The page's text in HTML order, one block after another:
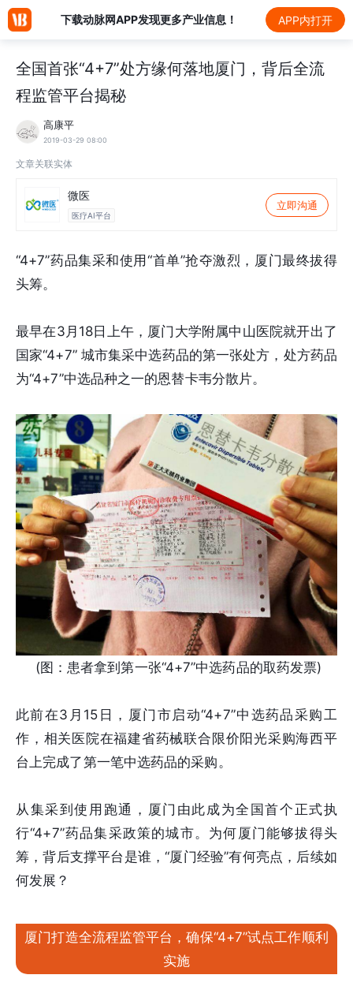
下载动脉网APP发现更多产业信息！ APP内打开
全国首张“4+7”处方缘何落地厦门，背后全流
程监管平台揭秘
高康平
2019-03-29 08:00
文章关联实体
微医
医疗AI平台
立即沟通
“4+7”药品集采和使用“首单”抢夺激烈，厦门最终拔得
头筹。
最早在3月18日上午，厦门大学附属中山医院就开出了
国家“4+7” 城市集采中选药品的第一张处方，处方药品
为“4+7”中选品种之一的恩替卡韦分散片。
(图：患者拿到第一张“4+7”中选药品的取药发票)
此前在3月15日，厦门市启动“4+7”中选药品采购工
作，相关医院在福建省药械联合限价阳光采购海西平
台上完成了第一笔中选药品的采购。
从集采到使用跑通，厦门由此成为全国首个正式执
行“4+7”药品集采政策的城市。为何厦门能够拔得头
筹，背后支撑平台是谁，“厦门经验”有何亮点，后续如
何发展？
厦门打造全流程监管平台，确保“4+7”试点工作顺利
实施